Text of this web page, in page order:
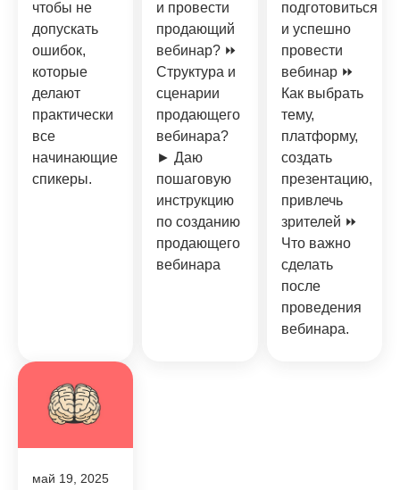
чтобы не
допускать
ошибок,
которые
делают
практически
все
начинающие
спикеры.
и провести
продающий
вебинар? ⏩
Структура и
сценарии
продающего
вебинара?
► Даю
пошаговую
инструкцию
по созданию
продающего
вебинара
подготовиться
и успешно
провести
вебинар ⏩
Как выбрать
тему,
платформу,
создать
презентацию,
привлечь
зрителей ⏩
Что важно
сделать
после
проведения
вебинара.
май 19, 2025